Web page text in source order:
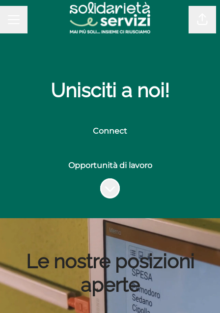
MENU CARRIERA
Unisciti a noi!
Connect
Opportunità di lavoro
Scorri il contenuto
Le nostre posizioni
aperte